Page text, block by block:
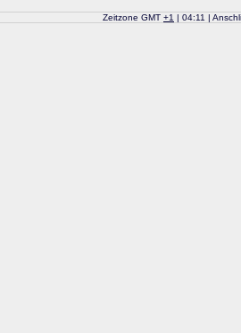
Zeitzone GMT +1 | 04:11 |